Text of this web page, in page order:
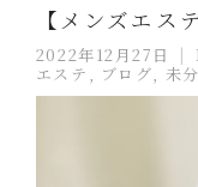
【メンズエス
2022年12月27日
エステ , ブログ, 未